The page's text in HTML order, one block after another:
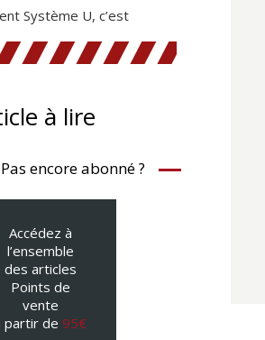
Système U, c’est
à lire
Pas encore abonné ?
Accédez à
l’ensemble
des articles
Points de
vente
partir de 95€